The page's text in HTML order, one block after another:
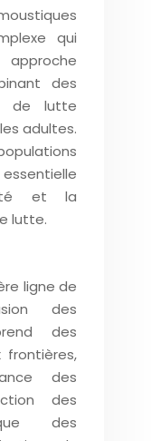
qui
des
de lutte
adultes.
et la
lutte.
ligne de
des
des
des
des
des